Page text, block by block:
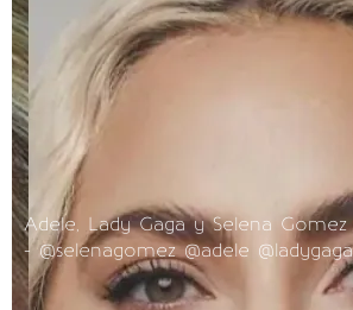
Adele, Lady Gaga y Selena
- @selenagomez @adele @ladygaga